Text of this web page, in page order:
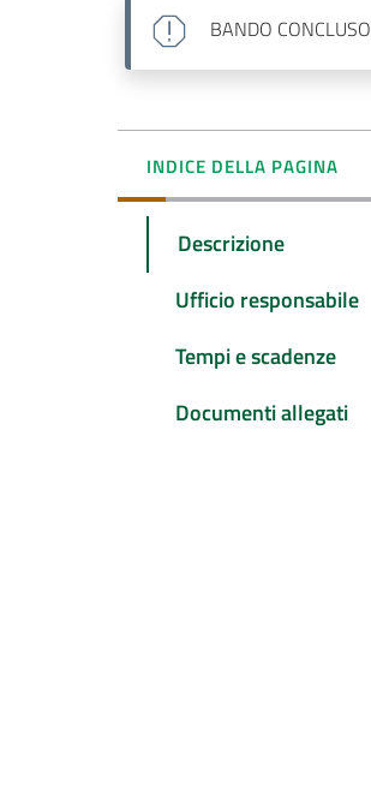
BANDO CONCLUSO
INDICE DELLA PAGINA
Descrizione
Ufficio responsabile
Tempi e scadenze
Documenti allegati